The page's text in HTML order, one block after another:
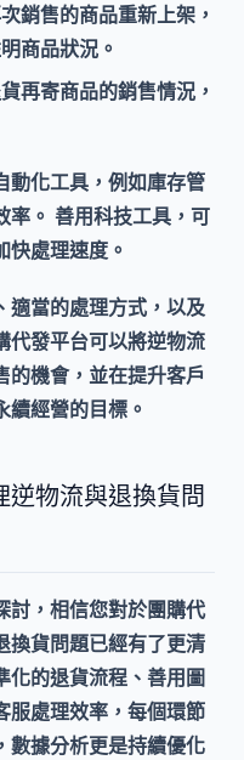
銷售的商品重新上架，
商品狀況。
再寄商品的銷售情況，
動化工具，例如庫存管
率。 善用科技工具，可
快處理速度。
適當的處理方式，以及
代發平台可以將逆物流
的機會，並在提升客戶
續經營的目標。
逆物流與退換貨問
討，相信您對於團購代
換貨問題已經有了更清
化的退貨流程、善用圖
服處理效率，每個環節
數據分析更是持續優化